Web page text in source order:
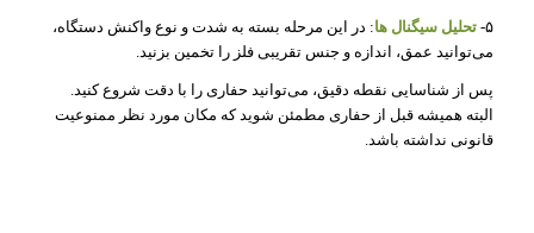
۵- تحلیل سیگنال‌ ها: در این مرحله بسته به شدت و نوع واکنش دستگاه،
می‌توانید عمق، اندازه و جنس تقریبی فلز را تخمین بزنید.
پس از شناسایی نقطه دقیق، می‌توانید حفاری را با دقت شروع کنید.
البته همیشه قبل از حفاری مطمئن شوید که مکان مورد نظر ممنوعیت
قانونی نداشته باشد.